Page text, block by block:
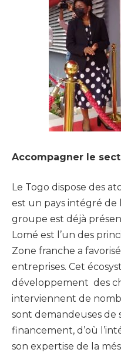
Accompagner le
Le Togo dispose des
est un pays intégré de
groupe est déjà
Lomé est l’un des
Zone franche a
entreprises. Cet
développement des
interviennent de
sont demandeuses de
financement, d’où
son expertise de la